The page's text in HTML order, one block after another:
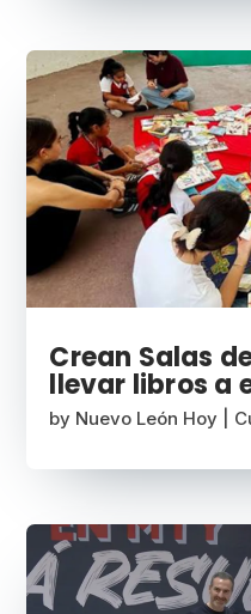
Crean Salas
llevar libros a
by Nuevo León Hoy